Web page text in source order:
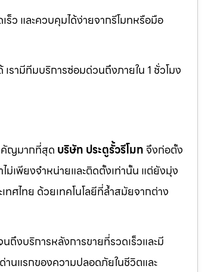
ร็ว และควบคุมได้ง่ายจากรีโมทหรือมือ
ามีทีมบริการซ่อมด่วนถึงภายใน 1 ชั่วโมง
คัญมากที่สุด บริษัท ประตูรั้วรีโมทจึงก่อตั้ง
ไม่เพียงจำหน่ายและติดตั้งเท่านั้น แต่ยังมุ่ง
ศไทย ด้วยเทคโนโลยีที่ล้ำสมัยจากต่าง
ถึงบริการหลังการขายที่รวดเร็วและมี
านแรกของความปลอดภัยในชีวิตและ